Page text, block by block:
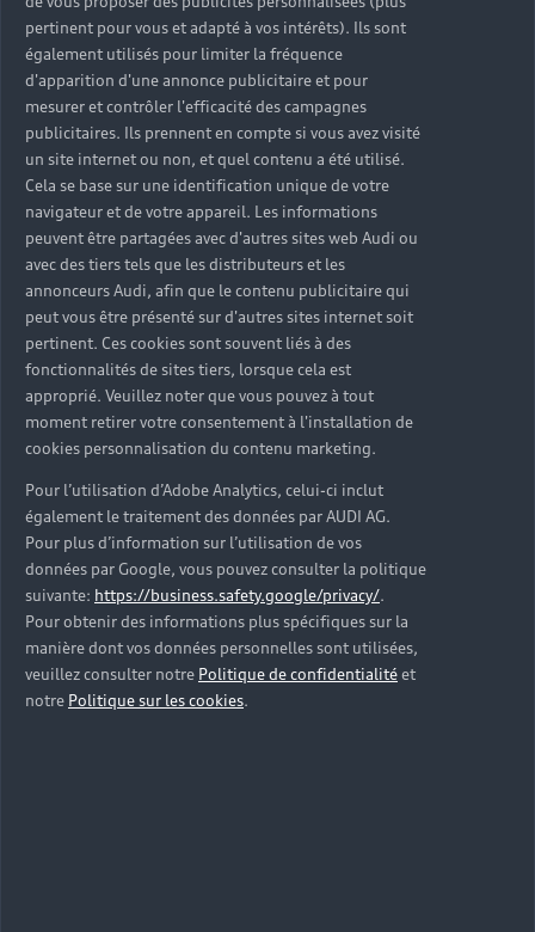
pertinent pour vous et adapté à vos intérêts). Ils sont
également utilisés pour limiter la fréquence
d'apparition d'une annonce publicitaire et pour
mesurer et contrôler l'efficacité des campagnes
publicitaires. Ils prennent en compte si vous avez visité
un site internet ou non, et quel contenu a été utilisé.
Cela se base sur une identification unique de votre
navigateur et de votre appareil. Les informations
peuvent être partagées avec d'autres sites web Audi ou
avec des tiers tels que les distributeurs et les
annonceurs Audi, afin que le contenu publicitaire qui
peut vous être présenté sur d'autres sites internet soit
pertinent. Ces cookies sont souvent liés à des
fonctionnalités de sites tiers, lorsque cela est
approprié. Veuillez noter que vous pouvez à tout
moment retirer votre consentement à l'installation de
cookies personnalisation du contenu marketing.
Pour l’utilisation d’Adobe Analytics, celui-ci inclut
également le traitement des données par AUDI AG.
Pour plus d’information sur l’utilisation de vos
données par Google, vous pouvez consulter la politique
suivante: https://business.safety.google/privacy/.
Pour obtenir des informations plus spécifiques sur la
manière dont vos données personnelles sont utilisées,
veuillez consulter notre Politique de confidentialitéet
notre Politique sur les cookies.